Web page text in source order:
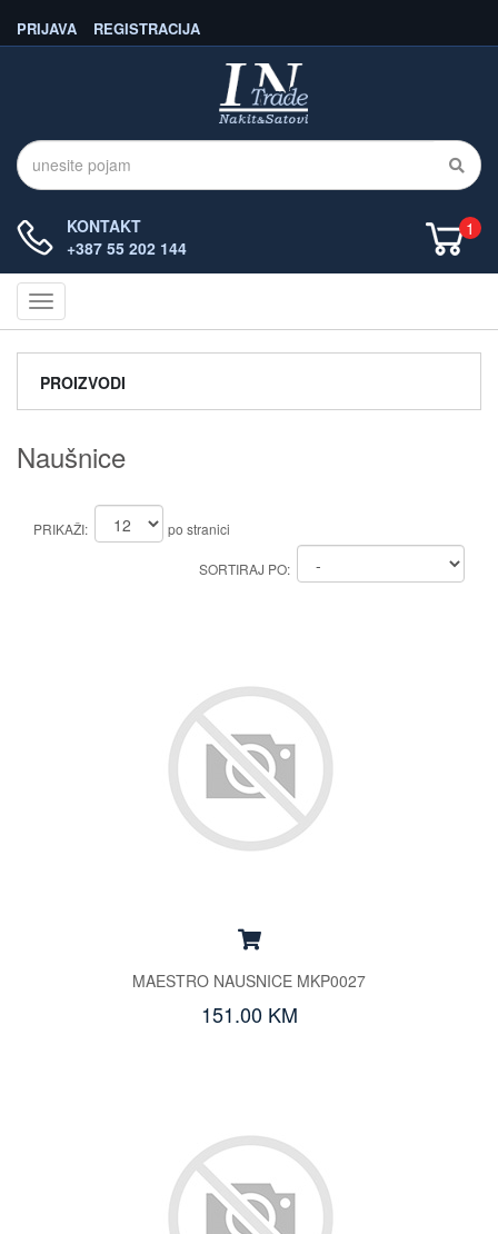
REGISTRACIJA
PRIJAVA
KONTAKT
+387 55 202 144
1
Navigacija
PROIZVODI
Naušnice
PRIKAŽI: po stranici
SORTIRAJ PO:
MAESTRO NAUSNICE MKP0027
151.00 KM